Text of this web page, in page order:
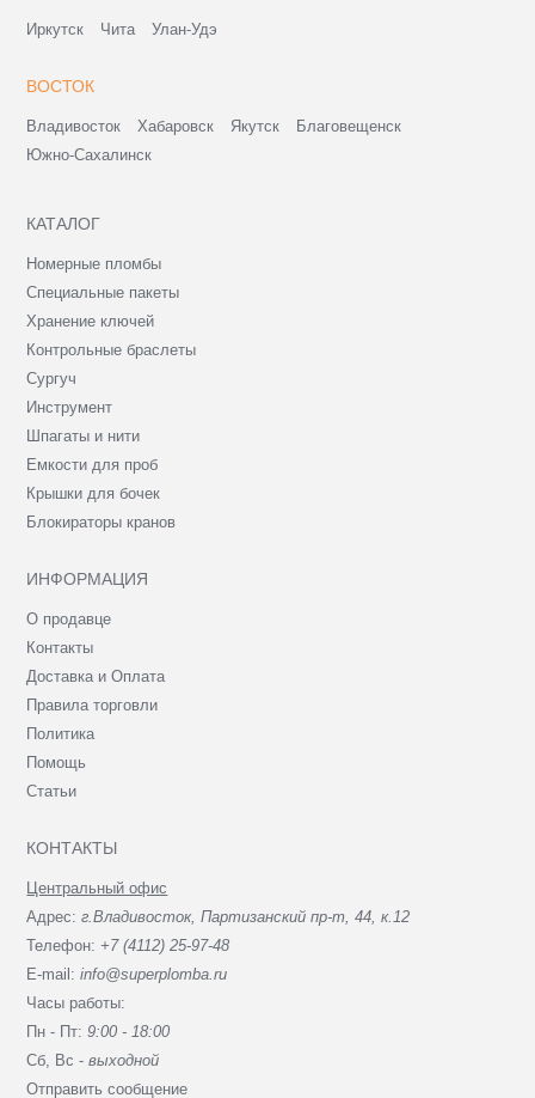
Иркутск Чита Улан-Удэ
ВОСТОК
Владивосток Хабаровск Якутск
Благовещенск
Южно-Сахалинск
КАТАЛОГ
Номерные пломбы
Специальные пакеты
Хранение ключей
Контрольные браслеты
Сургуч
Инструмент
Шпагаты и нити
Емкости для проб
Крышки для бочек
Блокираторы кранов
ИНФОРМАЦИЯ
О продавце
Контакты
Доставка и Оплата
Правила торговли
Политика
Помощь
Статьи
КОНТАКТЫ
Центральный офис
Адрес:г.Владивосток, Партизанский пр-т, 44, к.12
Телефон: +7 (4112) 25-97-48
E-mail:info@superplomba.ru
Часы работы:
Пн - Пт:9:00 - 18:00
Сб, Вc -выходной
Отправить сообщение